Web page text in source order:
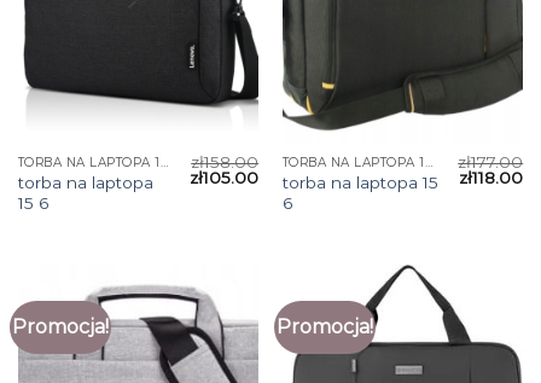
torba na laptopa
15 6
zł158.00
zł105.00
torba na laptopa 15
6
zł177.00
zł118.00
Promocja! Promocja!